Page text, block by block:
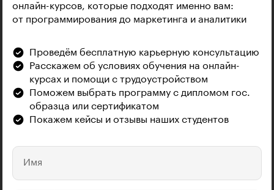
онлайн-курсов, которые подходят именно вам:
от программирования до маркетинга и аналитики
Проведём бесплатную карьерную консультацию
Расскажем об условиях обучения на онлайн-
курсах и помощи с трудоустройством
Поможем выбрать программу с дипломом гос.
образца или сертификатом
Покажем кейсы и отзывы наших студентов
Имя